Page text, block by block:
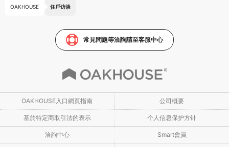
OAKHOUSE 住戶访谈
常見問題等洽詢請至客服中心
OAKHOUSE入口網頁指南 公司概要
基於特定商取引法的表示 个人信息保护方针
洽詢中心 Smart會員